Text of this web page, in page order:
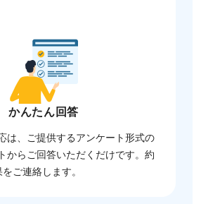
かんたん回答
は、ご提供するアンケート形式の
からご回答いただくだけです。約
ご連絡します。